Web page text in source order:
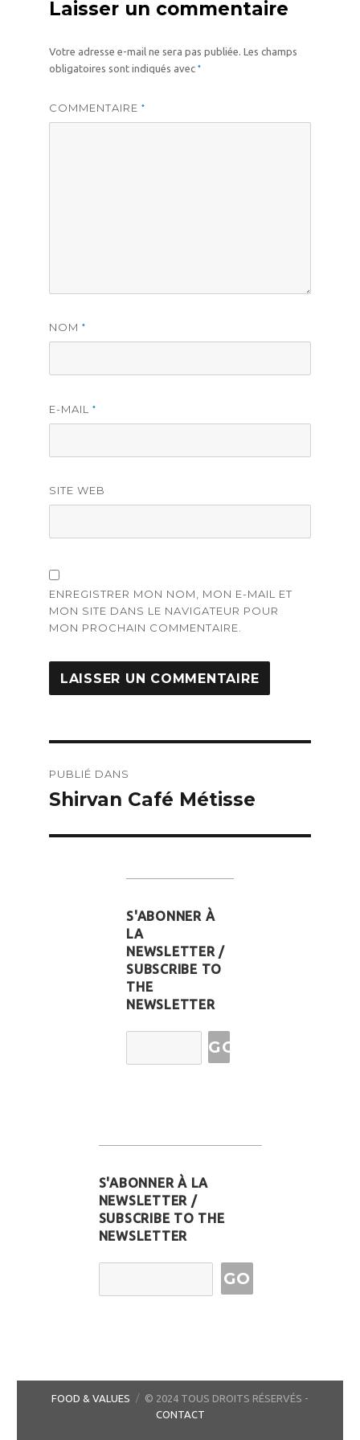
Laisser un commentaire
Votre adresse e-mail ne sera pas publiée. Les champs
obligatoires sont indiqués avec *
COMMENTAIRE *
NOM *
E-MAIL *
SITE WEB
ENREGISTRER MON NOM, MON E-MAIL ET
MON SITE DANS LE NAVIGATEUR POUR
MON PROCHAIN COMMENTAIRE.
de
PUBLIÉ DANS
Shirvan Café Métisse
S'ABONNER À
LA
NEWSLETTER /
SUBSCRIBE TO
THE
NEWSLETTER
Email
Address
S'ABONNER À LA
NEWSLETTER /
SUBSCRIBE TO THE
NEWSLETTER
Email Address
FOOD & VALUES
© 2024 TOUS DROITS RÉSERVÉS -
CONTACT